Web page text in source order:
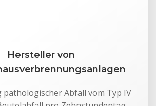
Hersteller von
pathologischer Abfall vom Typ IV